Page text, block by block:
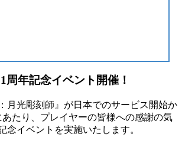
年記念イベント開催！
月光彫刻師』が日本でのサービス開始か
あたり、プレイヤーの皆様への感謝の気
念イベントを実施いたします。